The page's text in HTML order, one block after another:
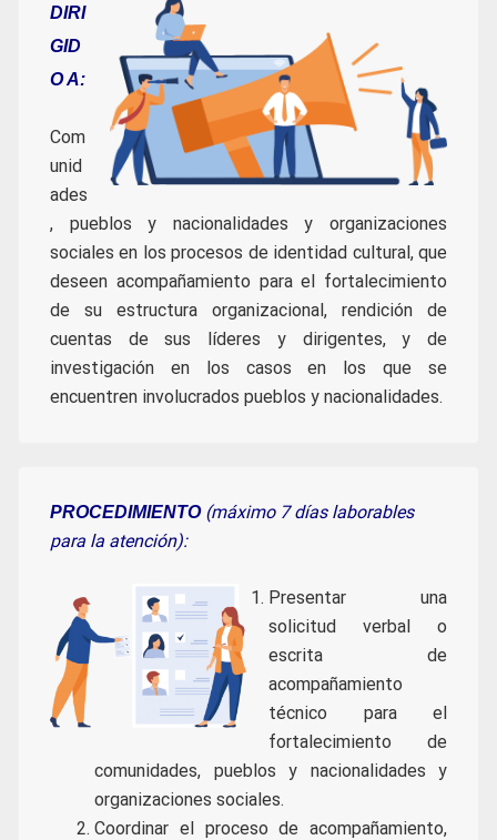
DIRI
GID
O A:
Com
unid
ades
, pueblos y nacionalidades y organizaciones
sociales en los procesos de identidad cultural, que
deseen acompañamiento para el fortalecimiento
de su estructura organizacional, rendición de
cuentas de sus líderes y dirigentes, y de
investigación en los casos en los que se
encuentren involucrados pueblos y nacionalidades.
PROCEDIMIENTO (máximo 7 días laborables
para la atención):
Presentar una
solicitud verbal o
escrita de
acompañamiento
técnico para el
fortalecimiento de
comunidades, pueblos y nacionalidades y
organizaciones sociales.
Coordinar el proceso de acompañamiento,